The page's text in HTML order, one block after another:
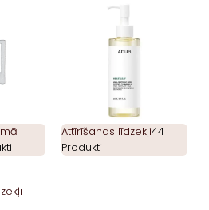
Attīrīšanas līdzekļi44
Produkti